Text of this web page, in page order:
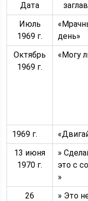
Дата
Июль
1969 г.
день»
Октябрь
1969 г.
«Могу
1969 г.
13 июня
1970 г.
»
это с
»
26
» Это